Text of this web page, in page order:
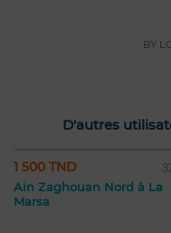
BY
D'autres
1 500 TND
Ain Zaghouan Nord à La
Marsa